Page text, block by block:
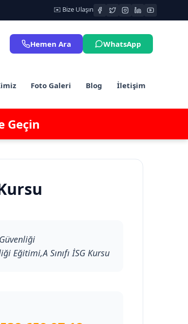
✉️ Bize Ulaşın
Foto Galeri Blog İletişim
Hemen Ara WhatsApp
Geçin
Eğitimi,A Sınıfı İSG Kursu